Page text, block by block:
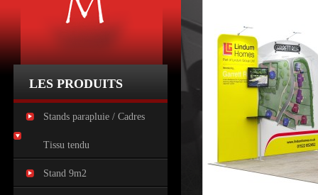
LES PRODUITS
Stands parapluie / Cadres
Tissu tendu
Stand 9m2